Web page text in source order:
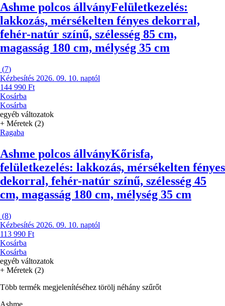
Ashme polcos állványFelületkezelés:
lakkozás, mérsékelten fényes dekorral,
fehér-natúr színű, szélesség 85 cm,
magasság 180 cm, mélység 35 cm
(7)
Kézbesítés 2026. 09. 10. naptól
144 990 Ft
Kosárba
Kosárba
egyéb változatok
+ Méretek (2)
Ragaba
Ashme polcos állványKőrisfa,
felületkezelés: lakkozás, mérsékelten fényes
dekorral, fehér-natúr színű, szélesség 45
cm, magasság 180 cm, mélység 35 cm
(8)
Kézbesítés 2026. 09. 10. naptól
113 990 Ft
Kosárba
Kosárba
egyéb változatok
+ Méretek (2)
Több termék megjelenítéséhez törölj néhány szűrőt
Ashme